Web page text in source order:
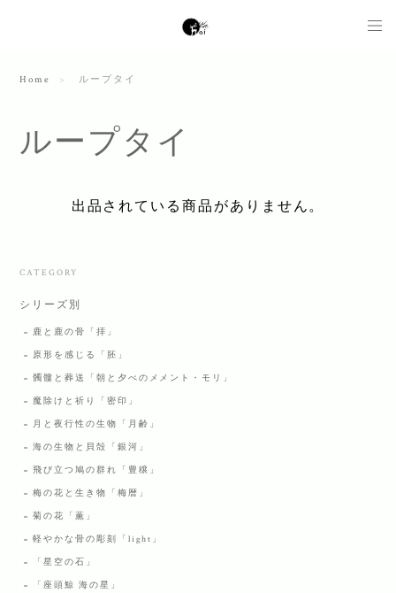
Home ループタイ
ループタイ
出品されている商品がありません。
CATEGORY
シリーズ別
鹿と鹿の骨「拝」
原形を感じる「胚」
髑髏と葬送「朝と夕べのメメント・モリ」
魔除けと祈り「密印」
月と夜行性の生物「月齢」
海の生物と貝殻「銀河」
飛び立つ鳩の群れ「豊穣」
梅の花と生き物「梅暦」
菊の花「薫」
軽やかな骨の彫刻「light」
「星空の石」
「座頭鯨 海の星」